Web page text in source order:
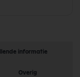
informatie
Overig